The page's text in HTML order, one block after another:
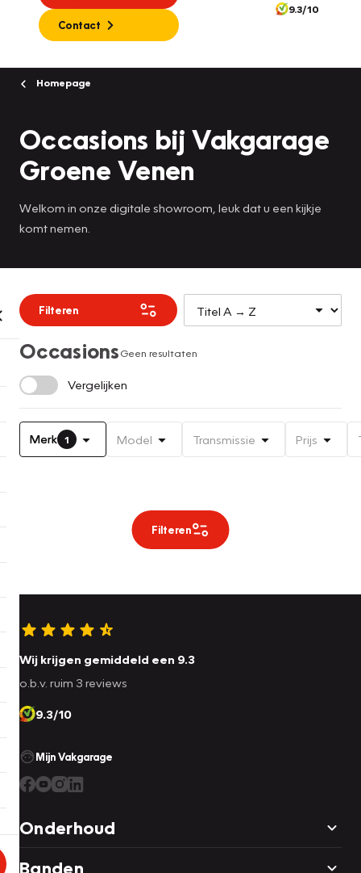
Contact
9.3/10
Homepage
Occasions bij Vakgarage
Groene Venen
Welkom in onze digitale showroom, leuk dat u een kijkje
komt nemen.
Filteren
OccasionsGeen resultaten
Vergelijken
Merk 1 Model Transmissie Prijs
Filteren
Wij krijgen gemiddeld een 9.3
o.b.v. ruim 3 reviews
9.3/10
Mijn Vakgarage
Onderhoud
Banden